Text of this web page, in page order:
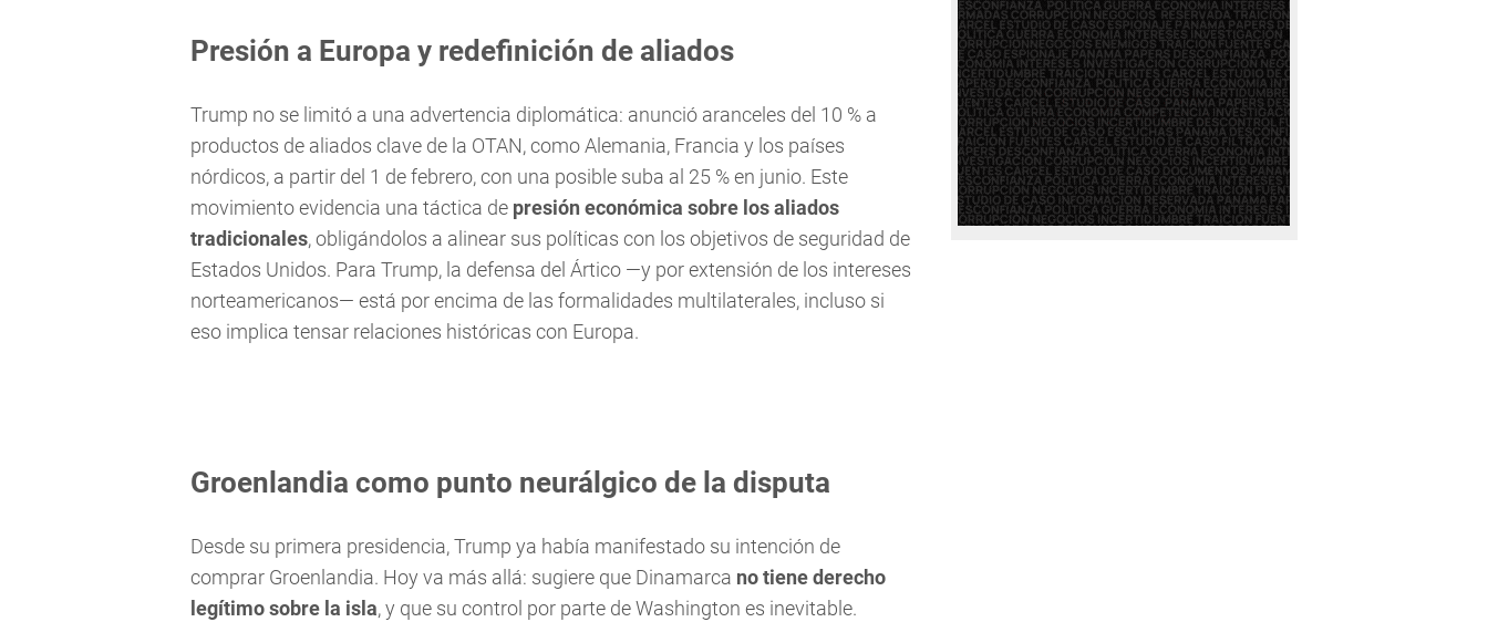
Presión a Europa y redefinición de aliados
Trump no se limitó a una advertencia diplomática: anunció aranceles del 10 % a
productos de aliados clave de la OTAN, como Alemania, Francia y los países
nórdicos, a partir del 1 de febrero, con una posible suba al 25 % en junio. Este
movimiento evidencia una táctica de presión económica sobre los aliados
tradicionales, obligándolos a alinear sus políticas con los objetivos de seguridad de
Estados Unidos. Para Trump, la defensa del Ártico —y por extensión de los intereses
norteamericanos— está por encima de las formalidades multilaterales, incluso si
eso implica tensar relaciones históricas con Europa.
Groenlandia como punto neurálgico de la disputa
Desde su primera presidencia, Trump ya había manifestado su intención de
comprar Groenlandia. Hoy va más allá: sugiere que Dinamarca no tiene derecho
legítimo sobre la isla, y que su control por parte de Washington es inevitable.